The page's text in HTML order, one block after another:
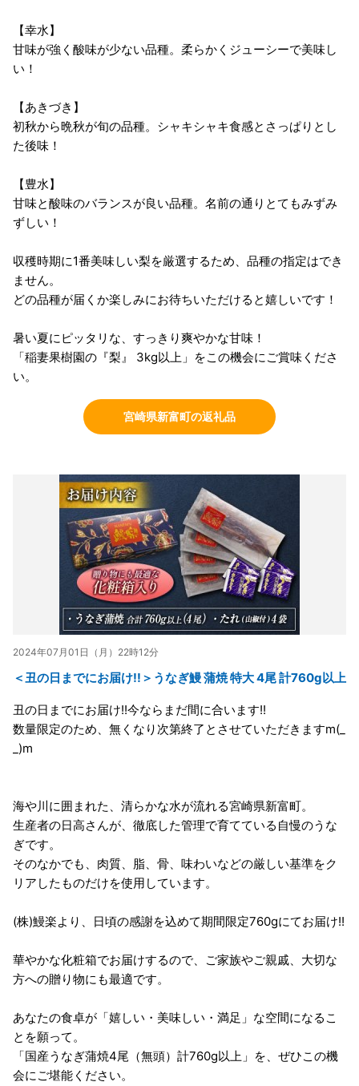
【幸水】
甘味が強く酸味が少ない品種。柔らかくジューシーで美味し
い！
【あきづき】
初秋から晩秋が旬の品種。シャキシャキ食感とさっぱりとし
た後味！
【豊水】
甘味と酸味のバランスが良い品種。名前の通りとてもみずみ
ずしい！
収穫時期に1番美味しい梨を厳選するため、品種の指定はでき
ません。
どの品種が届くか楽しみにお待ちいただけると嬉しいです！
暑い夏にピッタリな、すっきり爽やかな甘味！
「稲妻果樹園の『梨』 3kg以上」をこの機会にご賞味くださ
い。
宮崎県新富町の返礼品
2024年07月01日（月）22時12分
＜丑の日までにお届け!!＞うなぎ鰻 蒲焼 特大 4尾 計760g以上
丑の日までにお届け!!今ならまだ間に合います!!
数量限定のため、無くなり次第終了とさせていただきますm(_
_)m
海や川に囲まれた、清らかな水が流れる宮崎県新富町。
生産者の日高さんが、徹底した管理で育てている自慢のうな
ぎです。
そのなかでも、肉質、脂、骨、味わいなどの厳しい基準をク
リアしたものだけを使用しています。
(株)鰻楽より、日頃の感謝を込めて期間限定760gにてお届け!!
華やかな化粧箱でお届けするので、ご家族やご親戚、大切な
方への贈り物にも最適です。
あなたの食卓が「嬉しい・美味しい・満足」な空間になるこ
とを願って。
「国産うなぎ蒲焼4尾（無頭）計760g以上」を、ぜひこの機
会にご堪能ください。